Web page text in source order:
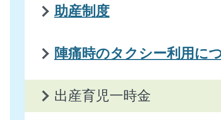
助産制度
陣痛時のタクシー利用に
出産育児一時金